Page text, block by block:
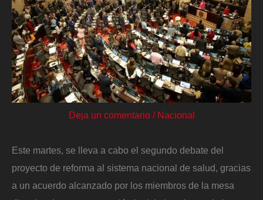
Deja un comentario / Nacional
Este martes, se lleva a cabo el segundo debate del
proyecto de reforma al sistema nacional de salud, gracias
a un acuerdo alcanzado por los miembros de la mesa